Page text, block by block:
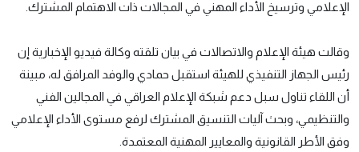
الإعلامي وترسيخ الأداء المهني في المجالات ذات الاهتمام المشترك.
وقالت هيئة الإعلام والاتصالات في بيان تلقته وكالة فيديو الإخبارية إن
رئيس الجهاز التنفيذي للهيئة استقبل حمادي والوفد المرافق له، مبينة
أن اللقاء تناول سبل دعم شبكة الإعلام العراقي في المجالين الفني
والتنظيمي، وبحث آليات التنسيق المشترك لرفع مستوى الأداء الإعلامي
وفق الأطر القانونية والمعايير المهنية المعتمدة.